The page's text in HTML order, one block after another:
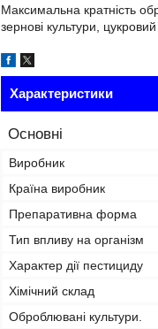
Максимальна кратність
зернові культури,
Характеристики
Основні
Виробник
Країна виробник
Препаративна форма
Тип впливу на організм
Характер дії пестициду
Хімічний склад
Оброблювані культури.